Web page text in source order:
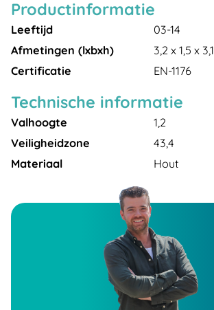
Productinformatie
Leeftijd
03-14
Afmetingen (lxbxh)
3,2 x 1,5 x 3,1
Certificatie
EN-1176
Technische informatie
Valhoogte
1,2
Veiligheidzone
43,4
Materiaal
Hout